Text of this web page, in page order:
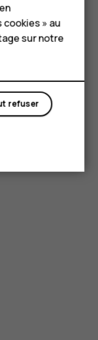
» au
sur notre
refuser